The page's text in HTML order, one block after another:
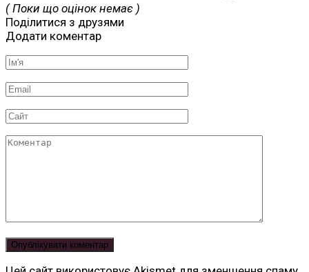
( Поки що оцінок немає )
Поділитися з друзями
Додати коментар
Ім'я
*
Email
*
Сайт
Коментар